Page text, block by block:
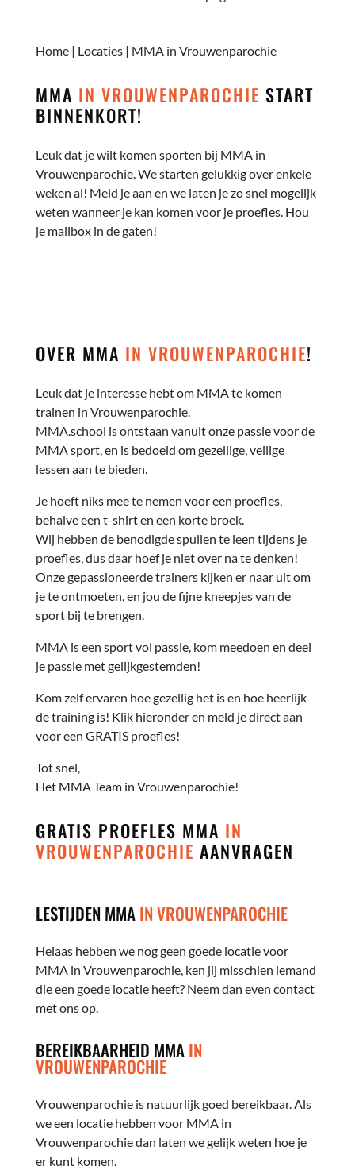
Home| Locaties| MMA in Vrouwenparochie
MMA IN VROUWENPAROCHIE START
BINNENKORT!
Leuk dat je wilt komen sporten bij MMA in
Vrouwenparochie. We starten gelukkig over enkele
weken al! Meld je aan en we laten je zo snel mogelijk
weten wanneer je kan komen voor je proefles. Hou
je mailbox in de gaten!
OVER MMA IN VROUWENPAROCHIE!
Leuk dat je interesse hebt om MMA te komen
trainen in Vrouwenparochie.
MMA.school is ontstaan vanuit onze passie voor de
MMA sport, en is bedoeld om gezellige, veilige
lessen aan te bieden.
Je hoeft niks mee te nemen voor een proefles,
behalve een t-shirt en een korte broek.
Wij hebben de benodigde spullen te leen tijdens je
proefles, dus daar hoef je niet over na te denken!
Onze gepassioneerde trainers kijken er naar uit om
je te ontmoeten, en jou de fijne kneepjes van de
sport bij te brengen.
MMA is een sport vol passie, kom meedoen en deel
je passie met gelijkgestemden!
Kom zelf ervaren hoe gezellig het is en hoe heerlijk
de training is! Klik hieronder en meld je direct aan
voor een GRATIS proefles!
Tot snel,
Het MMA Team in Vrouwenparochie!
GRATIS PROEFLES MMA IN
VROUWENPAROCHIE AANVRAGEN
LESTIJDEN MMAIN VROUWENPAROCHIE
Helaas hebben we nog geen goede locatie voor
MMA in Vrouwenparochie, ken jij misschien iemand
die een goede locatie heeft? Neem dan even contact
met ons op.
BEREIKBAARHEID MMAIN
VROUWENPAROCHIE
Vrouwenparochie is natuurlijk goed bereikbaar. Als
we een locatie hebben voor MMA in
Vrouwenparochie dan laten we gelijk weten hoe je
er kunt komen.